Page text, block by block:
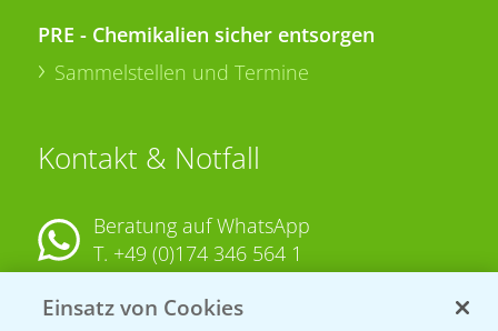
PRE - Chemikalien sicher entsorgen
Sammelstellen und Termine
Kontakt & Notfall
Beratung auf WhatsApp
T. +49 (0)174 346 564 1
KONTAKT
Einsatz von Cookies